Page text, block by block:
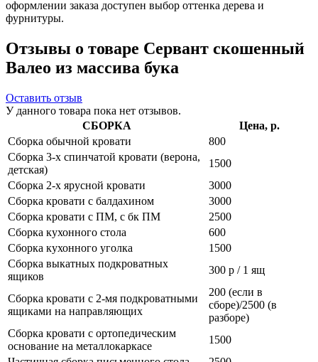
оформлении заказа доступен выбор оттенка дерева и
фурнитуры.
Отзывы о товаре Сервант скошенный
Валео из массива бука
Оставить отзыв
У данного товара пока нет отзывов.
СБОРКА
Цена, р.
Сборка обычной кровати
800
Сборка 3-х спинчатой кровати (верона,
детская)
1500
Сборка 2-х ярусной кровати
3000
Сборка кровати с балдахином
3000
Сборка кровати с ПМ, с бк ПМ
2500
Сборка кухонного стола
600
Сборка кухонного уголка
1500
Сборка выкатных подкроватных
ящиков
300 р / 1 ящ
Сборка кровати с 2-мя подкроватными
ящиками на направляющих
200 (если в
сборе)/2500 (в
разборе)
Сборка кровати с ортопедическим
основание на металлокаркасе
1500